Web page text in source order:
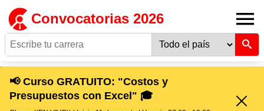
Convocatorias 2026
📢 Curso GRATUITO: "Costos y
Presupuestos con Excel" 🎓